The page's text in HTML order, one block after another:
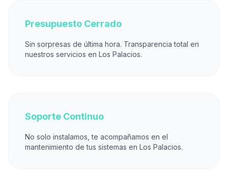
Presupuesto Cerrado
Sin sorpresas de última hora. Transparencia total en
nuestros servicios en Los Palacios.
Soporte Continuo
No solo instalamos, te acompañamos en el
mantenimiento de tus sistemas en Los Palacios.